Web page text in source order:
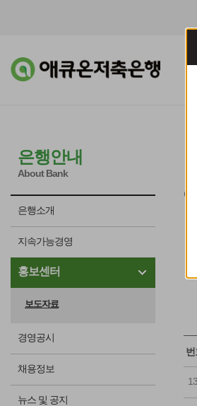
은행안내
About Bank
은행소개
지속가능경영
홍보센터
보도자료
경영공시
채용정보
뉴스 및 공지
애